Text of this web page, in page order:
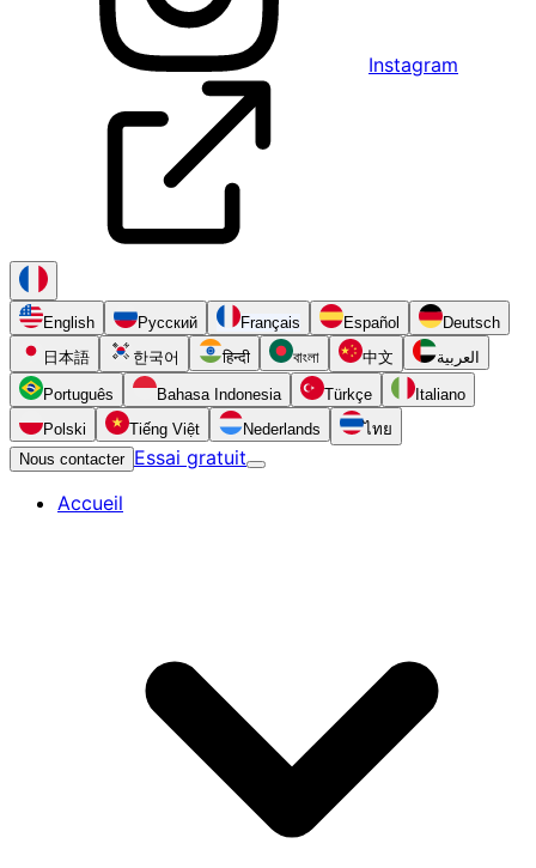
Instagram
English Русский Français Español
Deutsch
日本語
한국어 हिन्दी বাংলা 中文 العربية
Português Bahasa Indonesia Türkçe
Italiano
Polski
Tiếng Việt Nederlands
ไทย
Nous contacter Essai gratuit
Accueil